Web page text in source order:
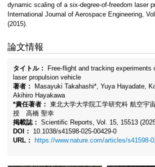
dynamic scaling of a six-degree-of-freedom laser
International Journal of Aerospace Engineering,
(2015).
論文情報
タイトル：
Free-flight and tracking experiments
laser propulsion vehicle
著者：
Masayuki Takahashi*, Yuya Hayadate,
Akihiro Hayakawa
*責任著者： 東北大学大学院工学研究科 航空宇
授 高橋 聖幸
掲載誌： Scientific Reports, Vol. 15, 15513
DOI：
10.1038/s41598-025-00429-0
URL：
https://www.nature.com/articles/s41598-